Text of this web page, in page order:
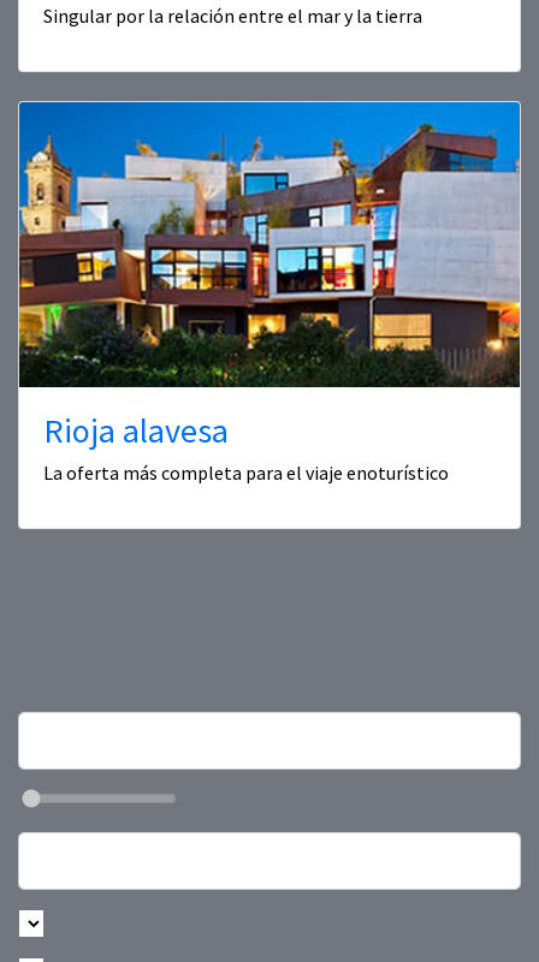
Singular por la relación entre el mar y la tierra
Rioja alavesa
La oferta más completa para el viaje enoturístico